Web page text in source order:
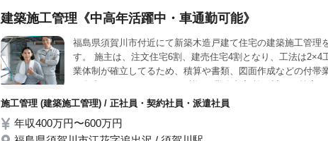
した働き方ができる環境です。
建築施工管理《中高年活躍中・車通勤可能》
福島県須賀川市付近にて新築木造戸建て住宅の建築施工管理
す。 施主は、注文住宅6割、建売住宅4割となり、工法は2×4
業体制が確立してるため、積算や書類、図面作成などの付帯
配、予算管理など。 担当案件:1人当たり1か月に2～4棟 狭小
日制、基本的に土日出社無し。 残業は1日平均2時間程度。 社
施工管理 (建築施工管理) / 正社員・契約社員・派遣社員
年収400万円〜600万円